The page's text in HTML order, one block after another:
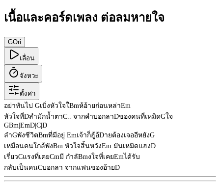
เนื้อและคอร์ดเพลง ต่อลมหายใจ
GOri
เลื่อน
จังหวะ
ตั้งค่า
อย่าทันไป Gเบิ่งหัวใจใBmห้อ้ายก่อนหล่าEm
หัวใจที่Dสำมักน้ำตาC.. จากคำบอกลาDของคนที่เหมิดGใจ
GBm EmD C D
ลำGพังชีวิตBmที่มีอยู่ Emเจ้าก็ฮู้อ้Dายต้องเจออีหยังG
เหมือนคนใกล้พังBm หัวใจสิ้นหวังEm มันเหมิดแฮงD
เรี่ยวCแรงที่เคยCmมี กำลัBmงใจที่เคยEmได้รับ
กลับเป็นคนCบอกลา จากแฟนของอ้ายD